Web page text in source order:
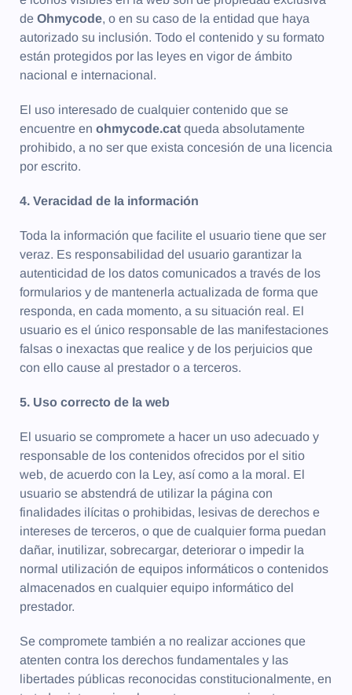
de Ohmycode, o en su caso de la entidad que haya
autorizado su inclusión. Todo el contenido y su formato
están protegidos por las leyes en vigor de ámbito
nacional e internacional.
El uso interesado de cualquier contenido que se
encuentre en ohmycode.cat queda absolutamente
prohibido, a no ser que exista concesión de una licencia
por escrito.
4. Veracidad de la información
Toda la información que facilite el usuario tiene que ser
veraz. Es responsabilidad del usuario garantizar la
autenticidad de los datos comunicados a través de los
formularios y de mantenerla actualizada de forma que
responda, en cada momento, a su situación real. El
usuario es el único responsable de las manifestaciones
falsas o inexactas que realice y de los perjuicios que
con ello cause al prestador o a terceros.
5. Uso correcto de la web
El usuario se compromete a hacer un uso adecuado y
responsable de los contenidos ofrecidos por el sitio
web, de acuerdo con la Ley, así como a la moral. El
usuario se abstendrá de utilizar la página con
finalidades ilícitas o prohibidas, lesivas de derechos e
intereses de terceros, o que de cualquier forma puedan
dañar, inutilizar, sobrecargar, deteriorar o impedir la
normal utilización de equipos informáticos o contenidos
almacenados en cualquier equipo informático del
prestador.
Se compromete también a no realizar acciones que
atenten contra los derechos fundamentales y las
libertades públicas reconocidas constitucionalmente, en